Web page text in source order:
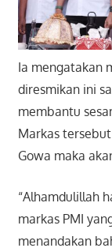
Ia mengatakan
diresmikan ini
membantu
Markas
Gowa maka
“Alhamdulillah
markas PMI
menandakan